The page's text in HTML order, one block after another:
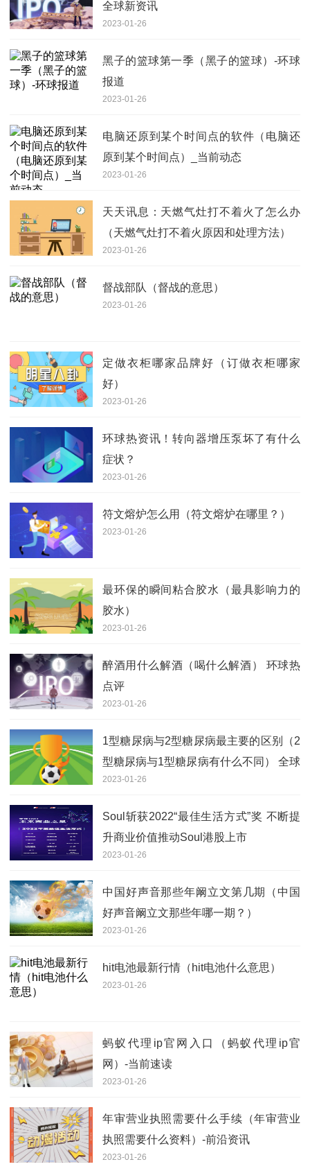
全球新资讯
2023-01-26
黑子的篮球第一季（黑子的篮球）-环球
报道
2023-01-26
电脑还原到某个时间点的软件（电脑还
原到某个时间点）_当前动态
2023-01-26
天天讯息：天燃气灶打不着火了怎么办
（天燃气灶打不着火原因和处理方法）
2023-01-26
督战部队（督战的意思）
2023-01-26
定做衣柜哪家品牌好（订做衣柜哪家
好）
2023-01-26
环球热资讯！转向器增压泵坏了有什么
症状？
2023-01-26
符文熔炉怎么用（符文熔炉在哪里？）
2023-01-26
最环保的瞬间粘合胶水（最具影响力的
胶水）
2023-01-26
醉酒用什么解酒（喝什么解酒） 环球热
点评
2023-01-26
1型糖尿病与2型糖尿病最主要的区别（2
型糖尿病与1型糖尿病有什么不同） 全球
速递
2023-01-26
Soul斩获2022“最佳生活方式”奖 不断提
升商业价值推动Soul港股上市
2023-01-26
中国好声音那些年阚立文第几期（中国
好声音阚立文那些年哪一期？）
2023-01-26
hit电池最新行情（hit电池什么意思）
2023-01-26
蚂蚁代理ip官网入口（蚂蚁代理ip官
网）-当前速读
2023-01-26
年审营业执照需要什么手续（年审营业
执照需要什么资料）-前沿资讯
2023-01-26